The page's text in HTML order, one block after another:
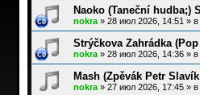
Naoko (Taneční hudba;)
nokra» 28 июл 2026, 14:51 »
Strýčkova Zahrádka
nokra» 28 июл 2026, 14:36» в
Mash (Zpěvák Petr
nokra» 27 июл 2026, 17:45» в